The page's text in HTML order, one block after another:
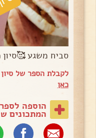
סביח משגע 🥰סיון
לקבלת הספר של
כאן
הוספה לספר
המתכונים